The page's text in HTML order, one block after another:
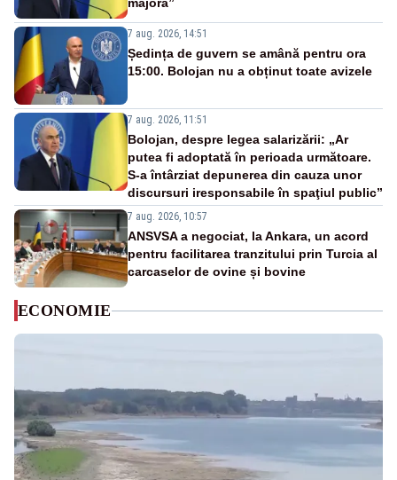
7 aug. 2026, 14:51
Ședința de guvern se amână pentru ora
15:00. Bolojan nu a obținut toate avizele
7 aug. 2026, 11:51
Bolojan, despre legea salarizării: „Ar
putea fi adoptată în perioada următoare.
S-a întârziat depunerea din cauza unor
discursuri iresponsabile în spaţiul public”
7 aug. 2026, 10:57
ANSVSA a negociat, la Ankara, un acord
pentru facilitarea tranzitului prin Turcia al
carcaselor de ovine și bovine
ECONOMIE